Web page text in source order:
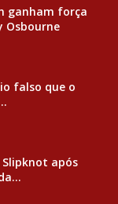
ganham força
Osbourne
falso que o
após